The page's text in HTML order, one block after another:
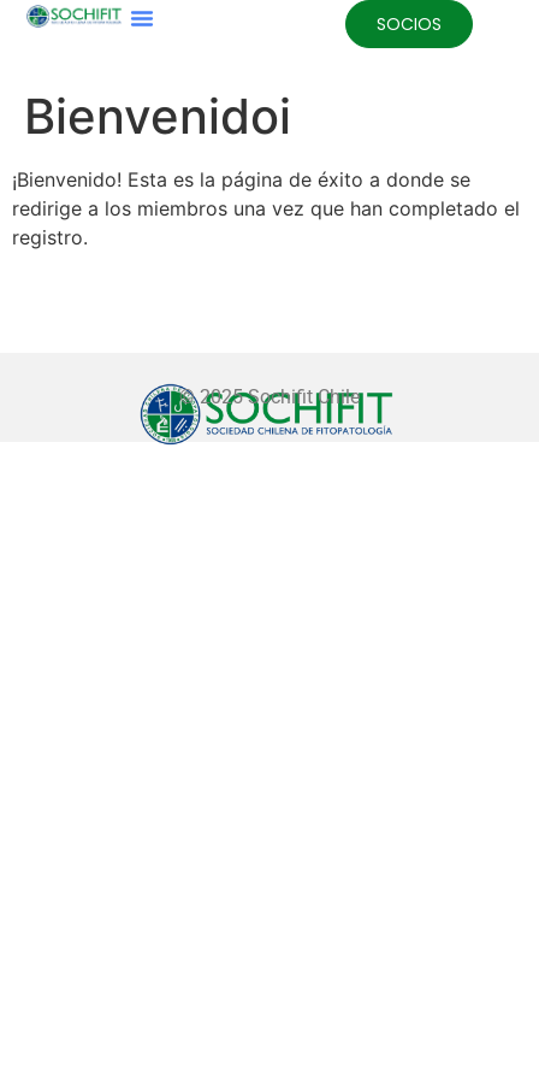
SOCIOS
Bienvenidoi
¡Bienvenido! Esta es la página de éxito a donde se
redirige a los miembros una vez que han completado el
registro.
© 2025 Sochifit Chile